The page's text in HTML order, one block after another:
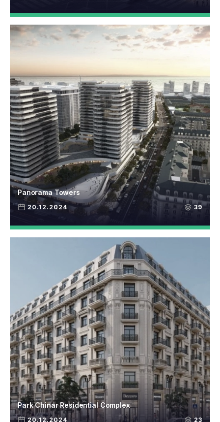
20.12.2024 39
Panorama Towers
20.12.2024 23
Park Chinar Residential Complex